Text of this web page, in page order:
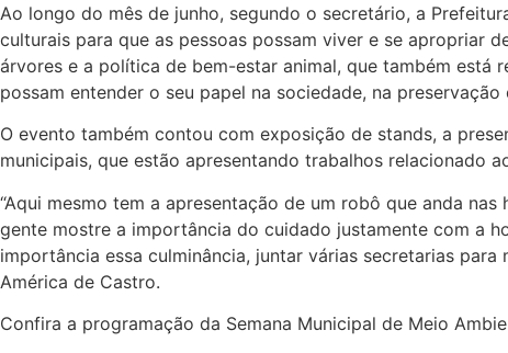
Ao longo do mês de junho, segundo o secretário, a
culturais para que as pessoas possam viver e se apropriar
árvores e a política de bem-estar animal, que também está
possam entender o seu papel na sociedade, na
O evento também contou com exposição de stands, a
municipais, que estão apresentando trabalhos relacionado
“Aqui mesmo tem a apresentação de um robô que anda
gente mostre a importância do cuidado justamente com a
importância essa culminância, juntar várias secretarias
América de Castro.
Confira a programação da Semana Municipal de Meio